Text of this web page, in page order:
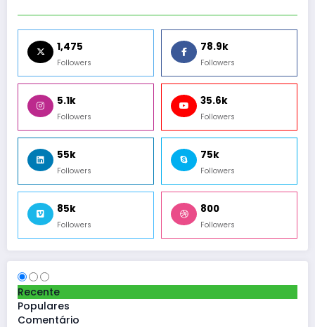
1,475
Followers
78.9k
Followers
5.1k
Followers
35.6k
Followers
55k
Followers
75k
Followers
85k
Followers
800
Followers
Recente
Populares
Comentário